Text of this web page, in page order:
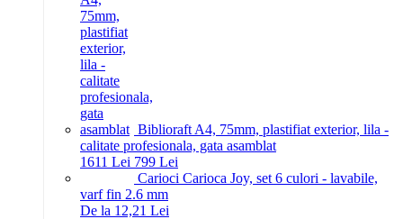
Biblioraft A4, 75mm, plastifiat exterior, lila -
calitate profesionala, gata asamblat
1611 Lei 799 Lei
Carioci Carioca Joy, set 6 culori - lavabile,
varf fin 2.6 mm
De la 12,21 Lei